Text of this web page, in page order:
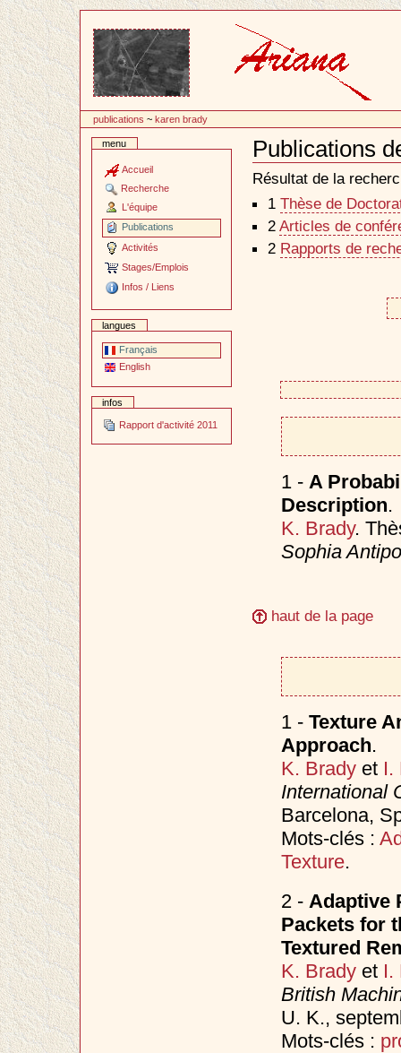
contenu
publications ~karen brady
menu
Accueil
Recherche
L'équipe
Publications
Activités
Stages/Emplois
Infos / Liens
langues
Français
English
infos
Rapport d'activité 2011
Publications
Document
Actions
Résultat de la
1 Thèse de
2 Articles de
2 Rapports de
1 - A
Description.
K. Brady.
Sophia
haut de la page
1 - Texture
Approach.
K. Bradyet I.
International
Barcelona,
Mots-clés :
Texture.
2 - Adaptive
Packets for
Textured
K. Bradyet I.
British
U. K.,
Mots-clés :